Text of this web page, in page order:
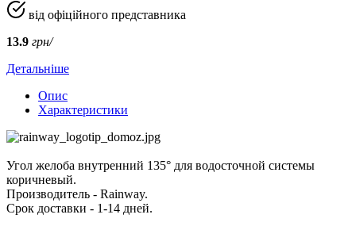
від офіційного представника
13.9 грн/
Детальніше
Опис
Характеристики
Угол желоба внутренний 135° для водосточной системы
коричневый.
Производитель - Rainway.
Срок доставки - 1-14 дней.